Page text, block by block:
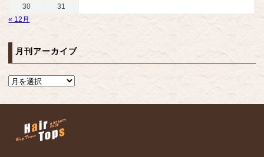
30
31
« 12月
月刊アーカイブ